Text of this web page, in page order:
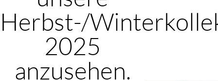
Herbst-/
2025
anzusehen.